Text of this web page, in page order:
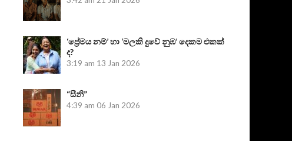
‘ප්‍රේමය නම්’ හා ‘මලකි දුවේ නුඹ’ දෙකම එකක්
ද?
3:19 am 13 Jan 2026
“සීනි”
4:39 am 06 Jan 2026